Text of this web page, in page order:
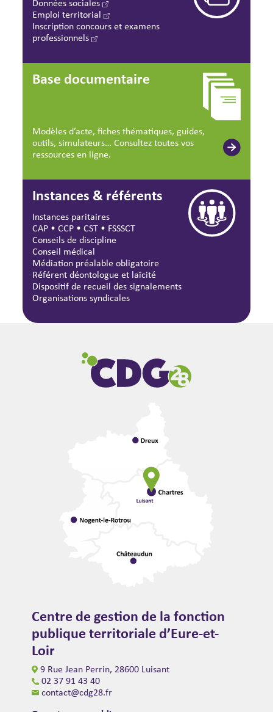
Données sociales
Emploi territorial
Inscription concours et examens
professionnels
Base documentaire
Modèles d’acte, fiches thématiques, guides,
outils, simulateurs… Consultez toutes vos
ressources en ligne.
Instances & référents
Instances paritaires
CAP •CCP •CST • FSSSCT
Conseils de discipline
Conseil médical
Médiation préalable obligatoire
Référent déontologue et laïcité
Dispositif de recueil des signalements
Organisations syndicales
Centre de gestion de la fonction
publique territoriale d’Eure-et-
Loir
9 Rue Jean Perrin, 28600 Luisant
02 37 91 43 40
contact@cdg28.fr